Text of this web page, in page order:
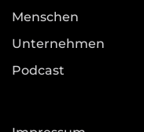
Menschen
Unternehmen
Podcast